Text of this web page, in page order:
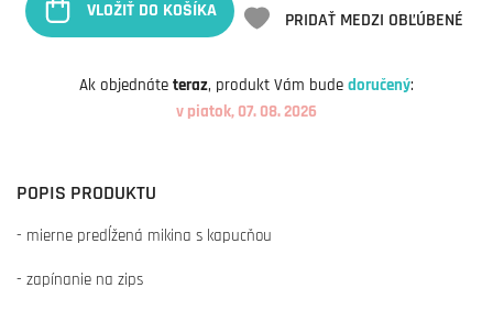
VLOŽIŤ DO KOŠÍKA PRIDAŤ MEDZI OBĽÚBENÉ
Ak objednáte teraz, produkt Vám bude doručený:
v piatok, 07. 08. 2026
POPIS PRODUKTU
- mierne predĺžená mikina s kapucňou
- zapínanie na zips